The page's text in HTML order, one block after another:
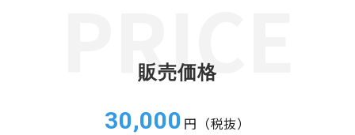
販売価格
30,000 円（税抜）